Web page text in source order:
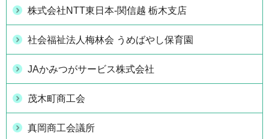
株式会社NTT東日本-関信越 栃木支店
社会福祉法人梅林会 うめばやし保育園
JAかみつがサービス株式会社
茂木町商工会
真岡商工会議所